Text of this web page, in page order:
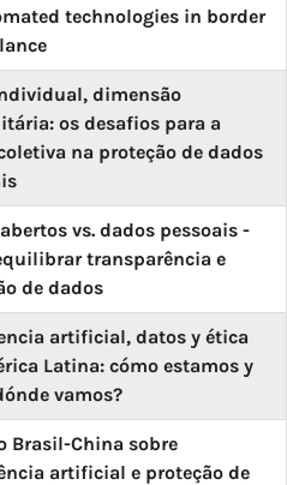
technologies in border
dimensão
os desafios para a
na proteção de dados
vs. dados pessoais -
transparência e
de dados
artificial, datos y ética
Latina: cómo estamos y
vamos?
Brasil-China sobre
artificial e proteção de